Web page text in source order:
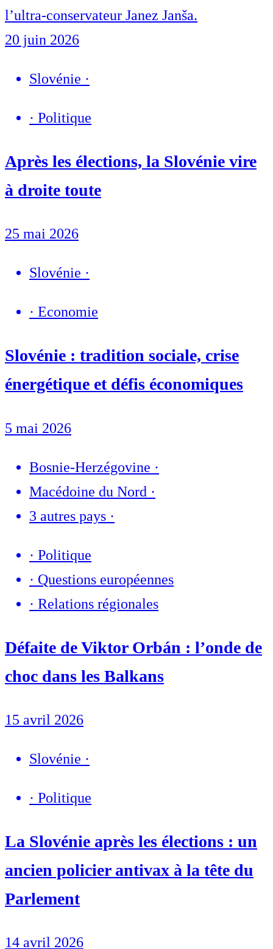
l’ultra-conservateur Janez Janša.
20 juin 2026
Slovénie ·
· Politique
Après les élections, la Slovénie vire
à droite toute
25 mai 2026
Slovénie ·
· Economie
Slovénie : tradition sociale, crise
énergétique et défis économiques
5 mai 2026
Bosnie-Herzégovine ·
Macédoine du Nord ·
3 autres pays ·
· Politique
· Questions européennes
· Relations régionales
Défaite de Viktor Orbán : l’onde de
choc dans les Balkans
15 avril 2026
Slovénie ·
· Politique
La Slovénie après les élections : un
ancien policier antivax à la tête du
Parlement
14 avril 2026